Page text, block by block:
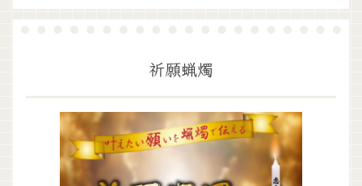
祈願蝋燭